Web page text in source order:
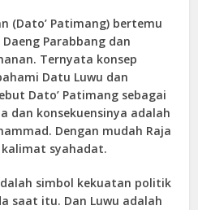
(Dato’ Patimang) bertemu
Parabbang dan
Ternyata konsep
Datu Luwu dan
Dato’ Patimang sebagai
dan konsekuensinya adalah
Dengan mudah Raja
kalimat syahadat.
simbol kekuatan politik
saat itu. Dan Luwu adalah